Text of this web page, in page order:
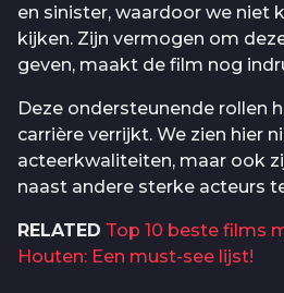
en sinister, waardoor we niet
kijken. Zijn vermogen om
geven, maakt de film nog
Deze ondersteunende rollen
carrière verrijkt. We zien hier
acteerkwaliteiten, maar ook
naast andere sterke acteurs
RELATED Top 10 beste films
Houten: Een must-see lijst!